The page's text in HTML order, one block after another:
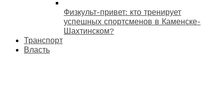
Физкульт-привет: кто тренирует
успешных спортсменов в Каменске-
Шахтинском?
Транспорт
Власть